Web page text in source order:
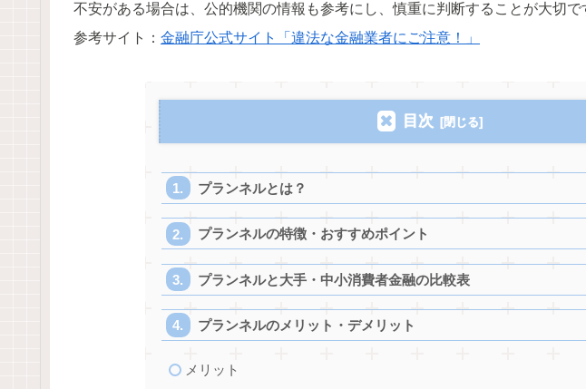
不安がある場合は、公的機関の情報も参考にし、慎重に判断することが大切で
参考サイト： 金融庁公式サイト「違法な金融業者にご注意！」
目次
プランネルとは？
プランネルの特徴・おすすめポイント
プランネルと大手・中小消費者金融の比較表
プランネルのメリット・デメリット
メリット